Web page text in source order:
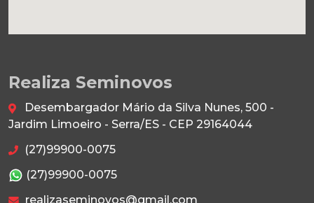
Realiza Seminovos
Desembargador Mário da Silva Nunes, 500 -
Jardim Limoeiro - Serra/ES - CEP 29164044
(27)99900-0075
(27)99900-0075
realizaseminovos@gmail.com